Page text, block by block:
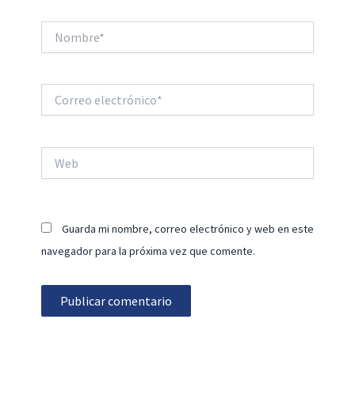
electrónico*
Guarda mi nombre, correo electrónico y web en este
navegador para la próxima vez que comente.